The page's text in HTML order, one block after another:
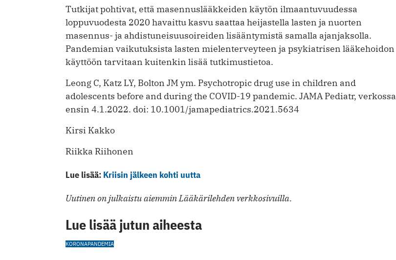
Tutkijat pohtivat, että masennuslääkkeiden käytön ilmaantuvuudessa
loppuvuodesta 2020 havaittu kasvu saattaa heijastella lasten ja nuorten
masennus- ja ahdistuneisuusoireiden lisääntymistä samalla ajanjaksolla.
Pandemian vaikutuksista lasten mielenterveyteen ja psykiatrisen lääkehoidon
käyttöön tarvitaan kuitenkin lisää tutkimustietoa.
Leong C, Katz LY, Bolton JM ym. Psychotropic drug use in children and
adolescents before and during the COVID-19 pandemic. JAMA Pediatr, verkossa
ensin 4.1.2022. doi: 10.1001/jamapediatrics.2021.5634
Kirsi Kakko
Riikka Riihonen
Lue lisää: Kriisin jälkeen kohti uutta
Uutinen on julkaistu aiemmin Lääkärilehden verkkosivuilla.
Lue lisää jutun aiheesta
KORONAPANDEMIA